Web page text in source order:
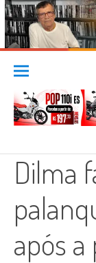
Skip
content
Dilma
após a